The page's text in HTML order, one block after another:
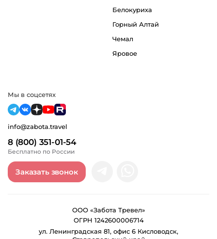
Белокуриха
Горный Алтай
Чемал
Яровое
8 (800) 351-01-54
Бесплатно по России
info@zabota.travel
Заказать звонок
Мы в соцсетях
ООО «Забота Тревел»
ОГРН 1242600006714
ул. Ленинградская 81, офис 6 Кисловодск,